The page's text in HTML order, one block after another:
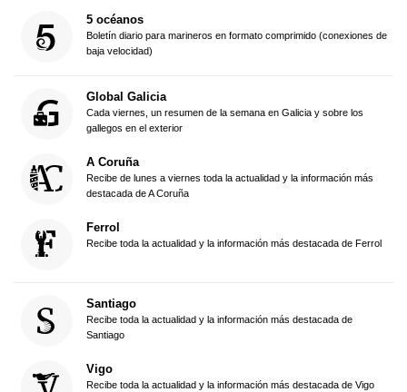
5 océanos
Boletín diario para marineros en formato comprimido (conexiones de
baja velocidad)
Global Galicia
Cada viernes, un resumen de la semana en Galicia y sobre los
gallegos en el exterior
A Coruña
Recibe de lunes a viernes toda la actualidad y la información más
destacada de A Coruña
Ferrol
Recibe toda la actualidad y la información más destacada de Ferrol
Santiago
Recibe toda la actualidad y la información más destacada de
Santiago
Vigo
Recibe toda la actualidad y la información más destacada de Vigo